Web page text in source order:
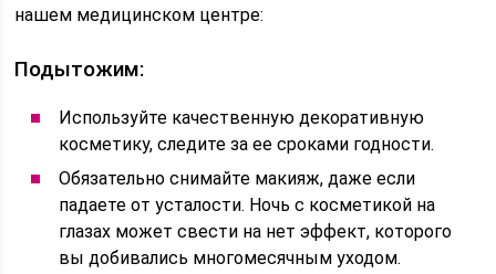
нашем медицинском центре:
Подытожим:
Используйте качественную декоративную
косметику, следите за ее сроками годности.
Обязательно снимайте макияж, даже если
падаете от усталости. Ночь с косметикой на
глазах может свести на нет эффект, которого
вы добивались многомесячным уходом.